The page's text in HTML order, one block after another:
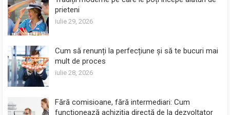
prieteni
iulie 29, 2026
Cum să renunți la perfecțiune și să te bucuri mai
mult de proces
iulie 28, 2026
Fără comisioane, fără intermediari: Cum
funcționează achiziția directă de la dezvoltator